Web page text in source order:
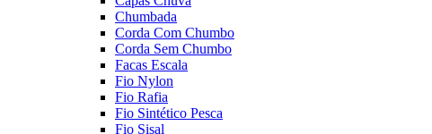
Chumbada
Corda Com Chumbo
Corda Sem Chumbo
Facas Escala
Fio Nylon
Fio Rafia
Fio Sintético Pesca
Fio Sisal